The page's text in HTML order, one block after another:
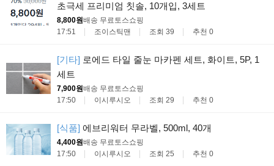
초극세 프리미엄 칫솔, 10개입, 3세트
8,800원배송 무료토스쇼핑
17:51
조이스틱맨 조회 39 추천 0
[기타] 로에드 타일 줄눈 마카펜 세트, 화이트, 5P, 1
세트
7,900원배송 무료토스쇼핑
17:50
이시루시오 조회 29 추천 0
[식품] 에브리워터 무라벨, 500ml, 40개
4,400원배송 무료토스쇼핑
17:50
이시루시오 조회 25 추천 0